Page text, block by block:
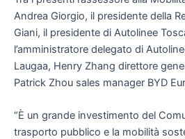
Andrea Giorgio, il presidente della
Giani, il presidente di Autolinee
l’amministratore delegato di
Laugaa, Henry Zhang direttore
Patrick Zhou sales manager BYD
“È un grande investimento del
trasporto pubblico e la mobilità